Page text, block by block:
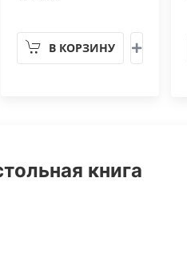
В КОРЗИНУ
книга